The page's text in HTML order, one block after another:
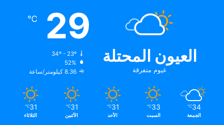
العيون المحتلة
غيوم متفرقة
29
℃
34º - 23º
52%
8.36 كيلومتر/ساعة
34
℃
الجمعة
33
℃
السبت
31
℃
الأحد
31
℃
الأثنين
31
℃
الثلاثاء